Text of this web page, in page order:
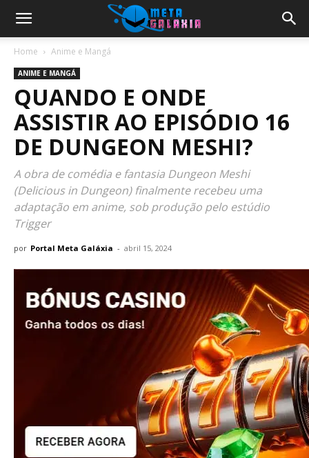
Home Anime e Mangá
ANIME E MANGÁ
QUANDO E ONDE
ASSISTIR AO EPISÓDIO 16
DE DUNGEON MESHI?
A obra de comédia e fantasia Dungeon Meshi
(Delicious in Dungeon) finalmente recebeu uma
adaptação em anime, sob produção pelo estúdio
Trigger
por Portal Meta Galáxia - abril 15, 2024